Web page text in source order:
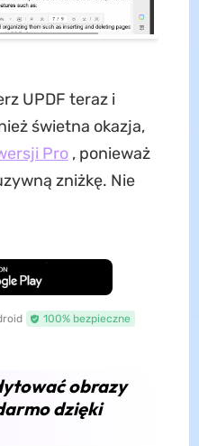
UPDF teraz i
świetna okazja,
Pro, ponieważ
zniżkę. Nie
darmo
100% bezpieczne
obrazy
dzięki